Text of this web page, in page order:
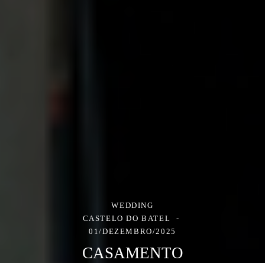
WEDDING
CASTELO DO BATEL
01/DEZEMBRO/2025
CASAMENTO